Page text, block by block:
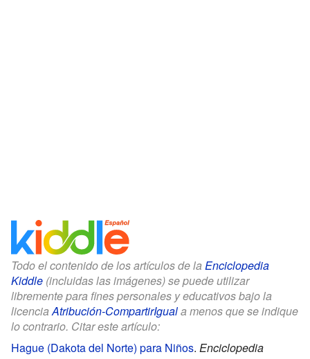
Todo el contenido de los artículos de la Enciclopedia
Kiddle (incluidas las imágenes) se puede utilizar
libremente para fines personales y educativos bajo la
licenciaAtribución-CompartirIguala menos que se indique
lo contrario. Citar este artículo:
Hague (Dakota del Norte) para Niños. Enciclopedia